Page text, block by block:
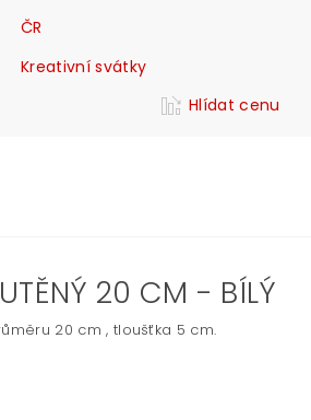
ČR
Kreativní svátky
Hlídat cenu
20 CM - BÍLÝ
20 cm , tloušťka 5 cm.